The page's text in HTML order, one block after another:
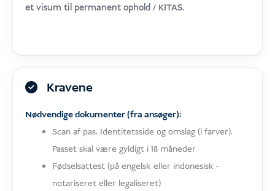
et visum til permanent ophold / KITAS.
Kravene
Nødvendige dokumenter (fra ansøger):
Scan af pas: Identitetsside og omslag (i farver).
Passet skal være gyldigt i 18 måneder
Fødselsattest (på engelsk eller indonesisk -
notariseret eller legaliseret)